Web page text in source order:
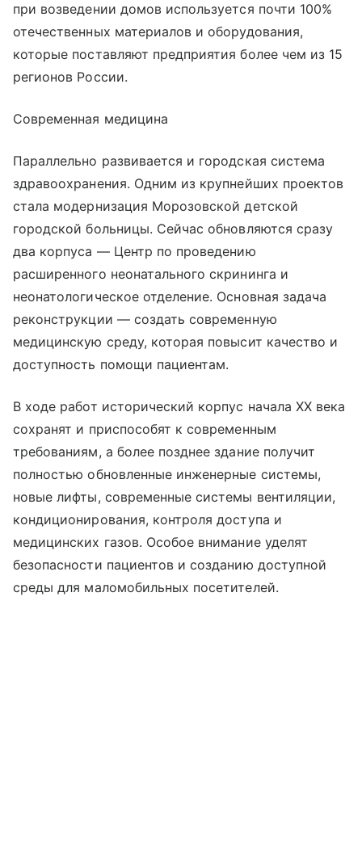
при возведении домов используется почти 100%
отечественных материалов и оборудования,
которые поставляют предприятия более чем из 15
регионов России.
Современная медицина
Параллельно развивается и городская система
здравоохранения. Одним из крупнейших проектов
стала модернизация Морозовской детской
городской больницы. Сейчас обновляются сразу
два корпуса — Центр по проведению
расширенного неонатального скрининга и
неонатологическое отделение. Основная задача
реконструкции — создать современную
медицинскую среду, которая повысит качество и
доступность помощи пациентам.
В ходе работ исторический корпус начала XX века
сохранят и приспособят к современным
требованиям, а более позднее здание получит
полностью обновленные инженерные системы,
новые лифты, современные системы вентиляции,
кондиционирования, контроля доступа и
медицинских газов. Особое внимание уделят
безопасности пациентов и созданию доступной
среды для маломобильных посетителей.